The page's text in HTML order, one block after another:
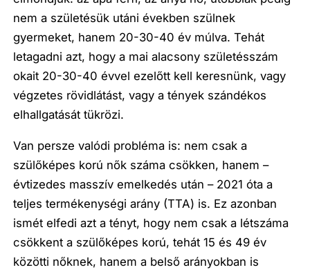
nem a születésük utáni években szülnek
gyermeket, hanem 20-30-40 év múlva. Tehát
letagadni azt, hogy a mai alacsony születésszám
okait 20-30-40 évvel ezelőtt kell keresnünk, vagy
végzetes rövidlátást, vagy a tények szándékos
elhallgatását tükrözi.
Van persze valódi probléma is: nem csak a
szülőképes korú nők száma csökken, hanem –
évtizedes masszív emelkedés után – 2021 óta a
teljes termékenységi arány (TTA) is. Ez azonban
ismét elfedi azt a tényt, hogy nem csak a létszáma
csökkent a szülőképes korú, tehát 15 és 49 év
közötti nőknek, hanem a belső arányokban is